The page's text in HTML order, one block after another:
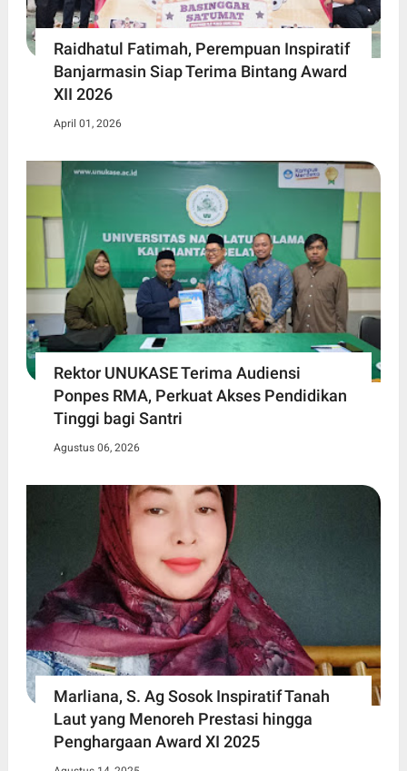
Raidhatul Fatimah, Perempuan Inspiratif
Banjarmasin Siap Terima Bintang Award
XII 2026
April 01, 2026
Rektor UNUKASE Terima Audiensi
Ponpes RMA, Perkuat Akses Pendidikan
Tinggi bagi Santri
Agustus 06, 2026
Marliana, S. Ag Sosok Inspiratif Tanah
Laut yang Menoreh Prestasi hingga
Penghargaan Award XI 2025